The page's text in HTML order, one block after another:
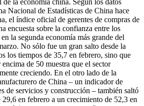
Nacional de Estadísticas de China hace
el índice oficial de gerentes de compras de
encuesta sobre la confianza entre los
la segunda economía más grande del
No sólo fue un gran salto desde la
los tiempos de 35,7 en febrero, sino que
de 50 muestra que el sector
creciendo. En el otro lado de la
de China – un indicador de
de servicios y construcción – también saltó
en febrero a un crecimiento de 52,3 en